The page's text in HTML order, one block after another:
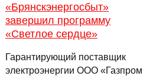
«Брянскэнергосбыт»
завершил программу
«Светлое сердце»
Гарантирующий поставщик
электроэнергии ООО «Газпром